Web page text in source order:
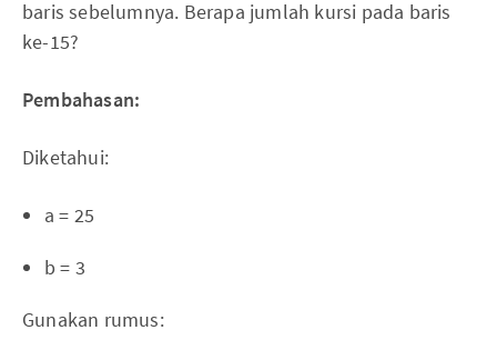
baris sebelumnya. Berapa jumlah kursi pada baris
ke-15?
Pembahasan:
Diketahui:
a = 25
b = 3
Gunakan rumus: